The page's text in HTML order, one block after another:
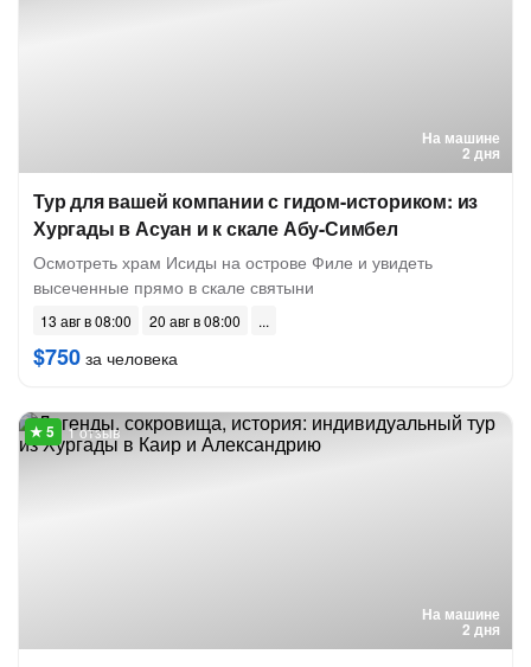
На машине
2 дня
Тур для вашей компании с гидом-историком: из
Хургады в Асуан и к скале Абу-Симбел
Осмотреть храм Исиды на острове Филе и увидеть
высеченные прямо в скале святыни
13 авг в 08:00 20 авг в 08:00
$750 за человека
На машине
2 дня
1 отзыв